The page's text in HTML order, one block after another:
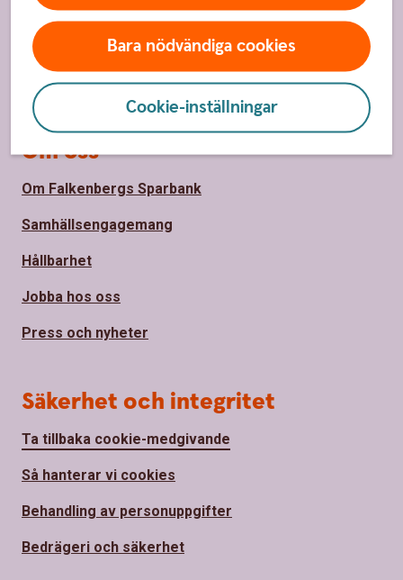
Bara nödvändiga cookies
Cookie-inställningar
Hitta bankkontor
Bli kund
Priser, räntor och kurser
Om oss
Om Falkenbergs Sparbank
Samhällsengagemang
Hållbarhet
Jobba hos oss
Press och nyheter
Säkerhet och integritet
Ta tillbaka cookie-medgivande
Så hanterar vi cookies
Behandling av personuppgifter
Bedrägeri och säkerhet